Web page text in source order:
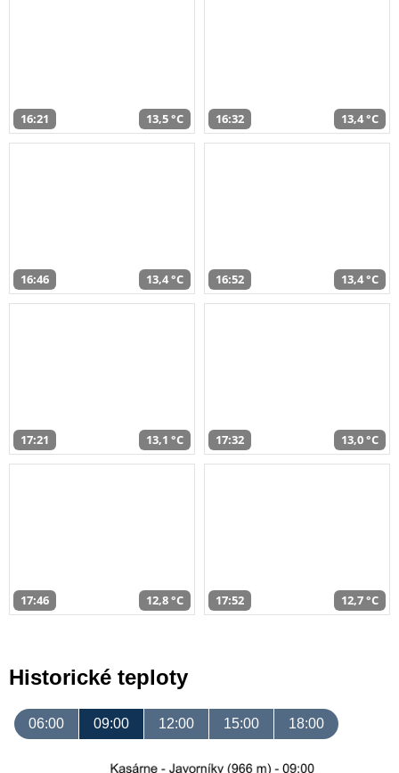
16:21 13,5 °C 16:32 13,4 °C
16:46 13,4 °C 16:52 13,4 °C
17:21 13,1 °C 17:32 13,0 °C
17:46 12,8 °C 17:52 12,7 °C
Historické teploty
06:00 09:00 12:00 15:00 18:00